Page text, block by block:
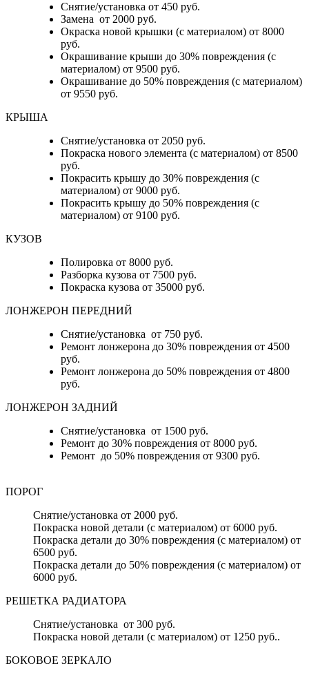
Снятие/установка от 450 руб.
Замена от 2000 руб.
Окраска новой крышки (с материалом) от 8000
руб.
Окрашивание крыши до 30% повреждения (с
материалом) от 9500 руб.
Окрашивание до 50% повреждения (с материалом)
от 9550 руб.
КРЫША
Снятие/установка от 2050 руб.
Покраска нового элемента (с материалом) от 8500
руб.
Покрасить крышу до 30% повреждения (с
материалом) от 9000 руб.
Покрасить крышу до 50% повреждения (с
материалом) от 9100 руб.
КУЗОВ
Полировка от 8000 руб.
Разборка кузова от 7500 руб.
Покраска кузова от 35000 руб.
ЛОНЖЕРОН ПЕРЕДНИЙ
Снятие/установка от 750 руб.
Ремонт лонжерона до 30% повреждения от 4500
руб.
Ремонт лонжерона до 50% повреждения от 4800
руб.
ЛОНЖЕРОН ЗАДНИЙ
Снятие/установка от 1500 руб.
Ремонт до 30% повреждения от 8000 руб.
Ремонт до 50% повреждения от 9300 руб.
ПОРОГ
Снятие/установка от 2000 руб.
Покраска новой детали (с материалом) от 6000 руб.
Покраска детали до 30% повреждения (с материалом) от
6500 руб.
Покраска детали до 50% повреждения (с материалом) от
6000 руб.
РЕШЕТКА РАДИАТОРА
Снятие/установка от 300 руб.
Покраска новой детали (с материалом) от 1250 руб..
БОКОВОЕ ЗЕРКАЛО